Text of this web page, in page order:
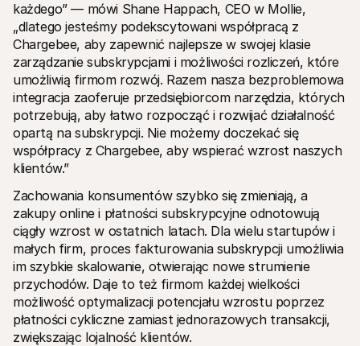
każdego” — mówi Shane Happach, CEO w Mollie,
„dlatego jesteśmy podekscytowani współpracą z
Chargebee, aby zapewnić najlepsze w swojej klasie
zarządzanie subskrypcjami i możliwości rozliczeń, które
umożliwią firmom rozwój. Razem nasza bezproblemowa
integracja zaoferuje przedsiębiorcom narzędzia, których
potrzebują, aby łatwo rozpocząć i rozwijać działalność
opartą na subskrypcji. Nie możemy doczekać się
współpracy z Chargebee, aby wspierać wzrost naszych
klientów.”
Zachowania konsumentów szybko się zmieniają, a
zakupy online i płatności subskrypcyjne odnotowują
ciągły wzrost w ostatnich latach. Dla wielu startupów i
małych firm, proces fakturowania subskrypcji umożliwia
im szybkie skalowanie, otwierając nowe strumienie
przychodów. Daje to też firmom każdej wielkości
możliwość optymalizacji potencjału wzrostu poprzez
płatności cykliczne zamiast jednorazowych transakcji,
zwiększając lojalność klientów.